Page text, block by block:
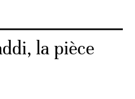
la pièce